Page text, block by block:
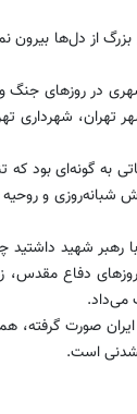
از دل‌ها
در روزهای
تهران، شهرداری
به گونه‌ای بود
شبانه‌روزی و
شهید داشتید
دفاع مقدس،
می‌داد.
صورت گرفته،
است.